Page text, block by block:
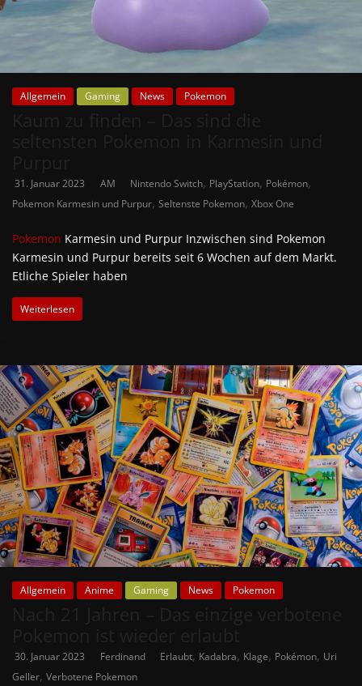
Allgemein Gaming News Pokemon
31. Januar 2023 AM Nintendo Switch, PlayStation, Pokémon,
Pokemon Karmesin und Purpur, Seltenste Pokemon, Xbox One
Pokemon Karmesin und Purpur Inzwischen sind Pokemon
Karmesin und Purpur bereits seit 6 Wochen auf dem Markt.
Etliche Spieler haben
Weiterlesen
Allgemein Anime Gaming News Pokemon
30. Januar 2023 Ferdinand Erlaubt, Kadabra, Klage, Pokémon, Uri
Geller, Verbotene Pokemon